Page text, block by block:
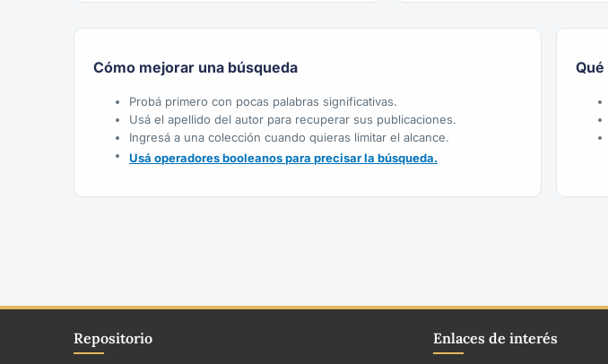
Cómo mejorar una búsqueda
Probá primero con pocas palabras significativas.
Usá el apellido del autor para recuperar sus publicaciones.
Ingresá a una colección cuando quieras limitar el alcance.
Usá operadores booleanos para precisar la búsqueda.
Repositorio Enlaces de interés